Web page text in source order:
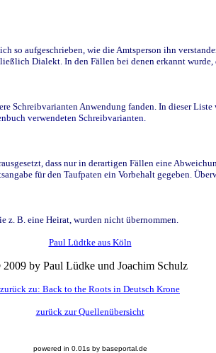
aufgeschrieben, wie die Amtsperson ihn
Dialekt. In den Fällen bei denen erkannt
Schreibvarianten Anwendung fanden. In dieser
verwendeten Schreibvarianten.
dass nur in derartigen Fällen eine
für den Taufpaten ein Vorbehalt gegeben.
z. B. eine Heirat, wurden nicht übernommen.
Paul Lüdtke aus Köln
by Paul Lüdke und Joachim Schulz
zurück zu: Back to the Roots in Deutsch Krone
zurück zur Quellenübersicht
powered in 0.01s by baseportal.de